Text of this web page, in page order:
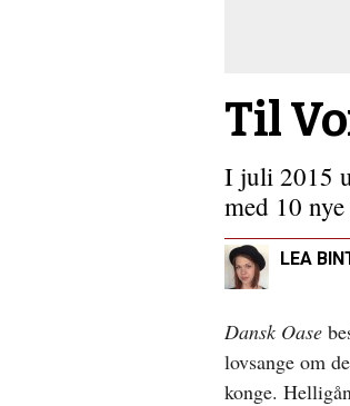
Til
I juli 2015
med 10
LEA
Dansk Oase
lovsange om
konge.